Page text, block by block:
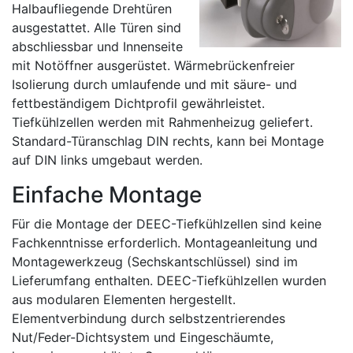
Halbaufliegende Drehtüren
ausgestattet. Alle Türen sind
abschliessbar und Innenseite
mit Notöffner ausgerüstet. Wärmebrückenfreier
Isolierung durch umlaufende und mit säure- und
fettbeständigem Dichtprofil gewährleistet.
Tiefkühlzellen werden mit Rahmenheizug geliefert.
Standard-Türanschlag DIN rechts, kann bei Montage
auf DIN links umgebaut werden.
Einfache Montage
Für die Montage der DEEC-Tiefkühlzellen sind keine
Fachkenntnisse erforderlich. Montageanleitung und
Montagewerkzeug (Sechskantschlüssel) sind im
Lieferumfang enthalten. DEEC-Tiefkühlzellen wurden
aus modularen Elementen hergestellt.
Elementverbindung durch selbstzentrierendes
Nut/Feder-Dichtsystem und Eingeschäumte,